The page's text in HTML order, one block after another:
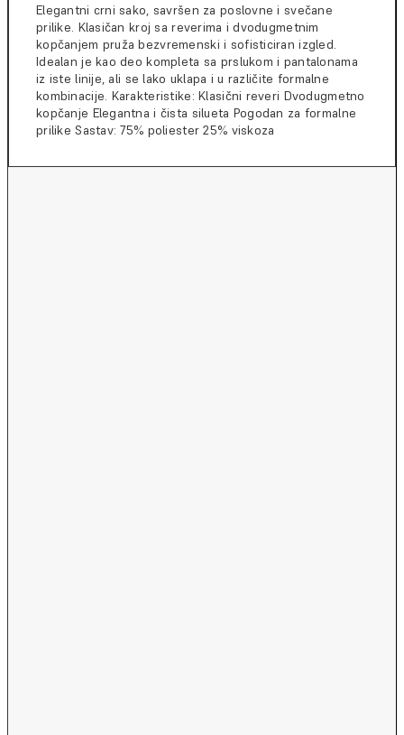
Elegantni crni sako, savršen za poslovne i svečane
prilike. Klasičan kroj sa reverima i dvodugmetnim
kopčanjem pruža bezvremenski i sofisticiran izgled.
Idealan je kao deo kompleta sa prslukom i pantalonama
iz iste linije, ali se lako uklapa i u različite formalne
kombinacije. Karakteristike: Klasični reveri Dvodugmetno
kopčanje Elegantna i čista silueta Pogodan za formalne
prilike Sastav: 75% poliester 25% viskoza